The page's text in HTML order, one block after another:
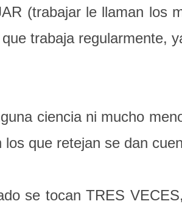
(trabajar le llaman los
trabaja regularmente,
ciencia ni mucho
que retejan se dan
se tocan TRES